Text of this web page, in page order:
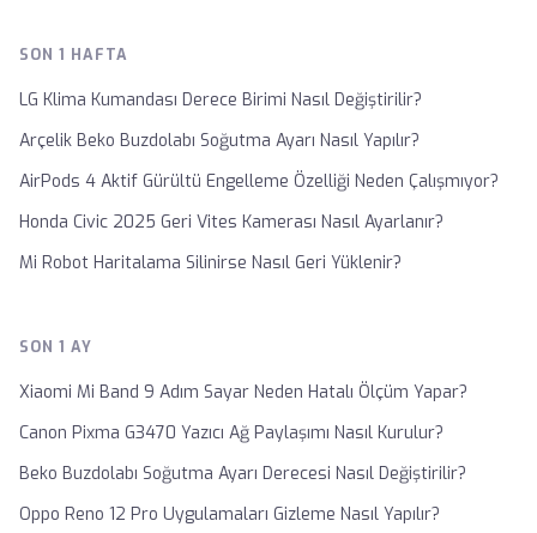
SON 1 HAFTA
LG Klima Kumandası Derece Birimi Nasıl Değiştirilir?
Arçelik Beko Buzdolabı Soğutma Ayarı Nasıl Yapılır?
AirPods 4 Aktif Gürültü Engelleme Özelliği Neden Çalışmıyor?
Honda Civic 2025 Geri Vites Kamerası Nasıl Ayarlanır?
Mi Robot Haritalama Silinirse Nasıl Geri Yüklenir?
SON 1 AY
Xiaomi Mi Band 9 Adım Sayar Neden Hatalı Ölçüm Yapar?
Canon Pixma G3470 Yazıcı Ağ Paylaşımı Nasıl Kurulur?
Beko Buzdolabı Soğutma Ayarı Derecesi Nasıl Değiştirilir?
Oppo Reno 12 Pro Uygulamaları Gizleme Nasıl Yapılır?